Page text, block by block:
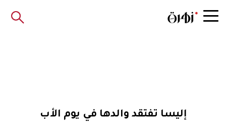
إليسا تفتقد والدها في يوم الأب